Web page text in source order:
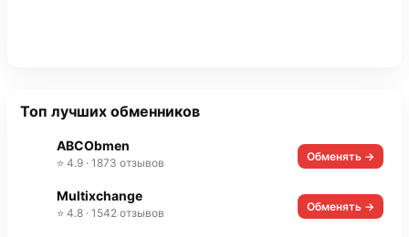
Топ лучших обменников
ABCObmen
⭐ 4.9 · 1873 отзывов Обменять →
Multixchange
⭐ 4.8 · 1542 отзывов Обменять →